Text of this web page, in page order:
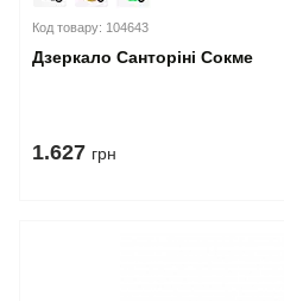
Код товару: 104643
Дзеркало Санторіні Сокме
1.627 грн